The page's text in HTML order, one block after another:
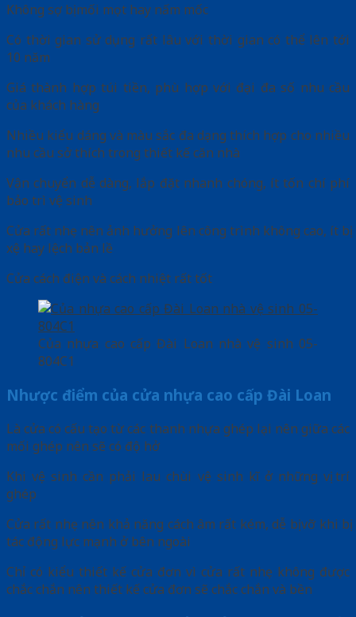
Không sợ bị mối mọt hay nấm mốc
Có thời gian sử dụng rất lâu với thời gian có thể lên tới
10 năm
Giá thành hợp túi tiền, phù hợp với đại đa số nhu cầu
của khách hàng
Nhiều kiểu dáng và màu sắc đa dạng thích hợp cho nhiều
nhu cầu sở thích trong thiết kế căn nhà
Vận chuyển dễ dàng, lắp đặt nhanh chóng, ít tốn chí phí
bảo trì vệ sinh
Cửa rất nhẹ nên ảnh hưởng lên công trình không cao, ít bị
xệ hay lệch bản lề
Cửa cách điện và cách nhiệt rất tốt
Của nhựa cao cấp Đài Loan nhà vệ sinh 05-
804C1
Nhược điểm của cửa nhựa cao cấp Đài Loan
Là cửa có cấu tạo từ các thanh nhựa ghép lại nên giữa các
mối ghép nên sẽ có độ hở
Khi vệ sinh cần phải lau chùi vệ sinh kĩ ở những vị trí
ghép
Cửa rất nhẹ nên khả năng cách âm rất kém, dễ bị vỡ khi bị
tác động lực mạnh ở bên ngoài
Chỉ có kiểu thiết kế cửa đơn vì cửa rất nhẹ không được
chắc chắn nên thiết kế cửa đơn sẽ chắc chắn và bền